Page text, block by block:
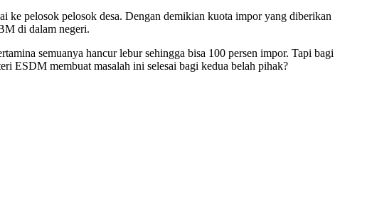
ke pelosok pelosok desa. Dengan demikian kuota impor yang diberikan
di dalam negeri.
semuanya hancur lebur sehingga bisa 100 persen impor. Tapi bagi
ESDM membuat masalah ini selesai bagi kedua belah pihak?